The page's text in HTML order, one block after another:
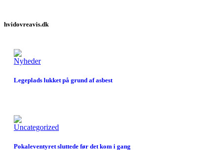
hvidovreavis.dk
Nyheder
Legeplads lukket på grund af asbest
Uncategorized
Pokaleventyret sluttede før det kom i gang